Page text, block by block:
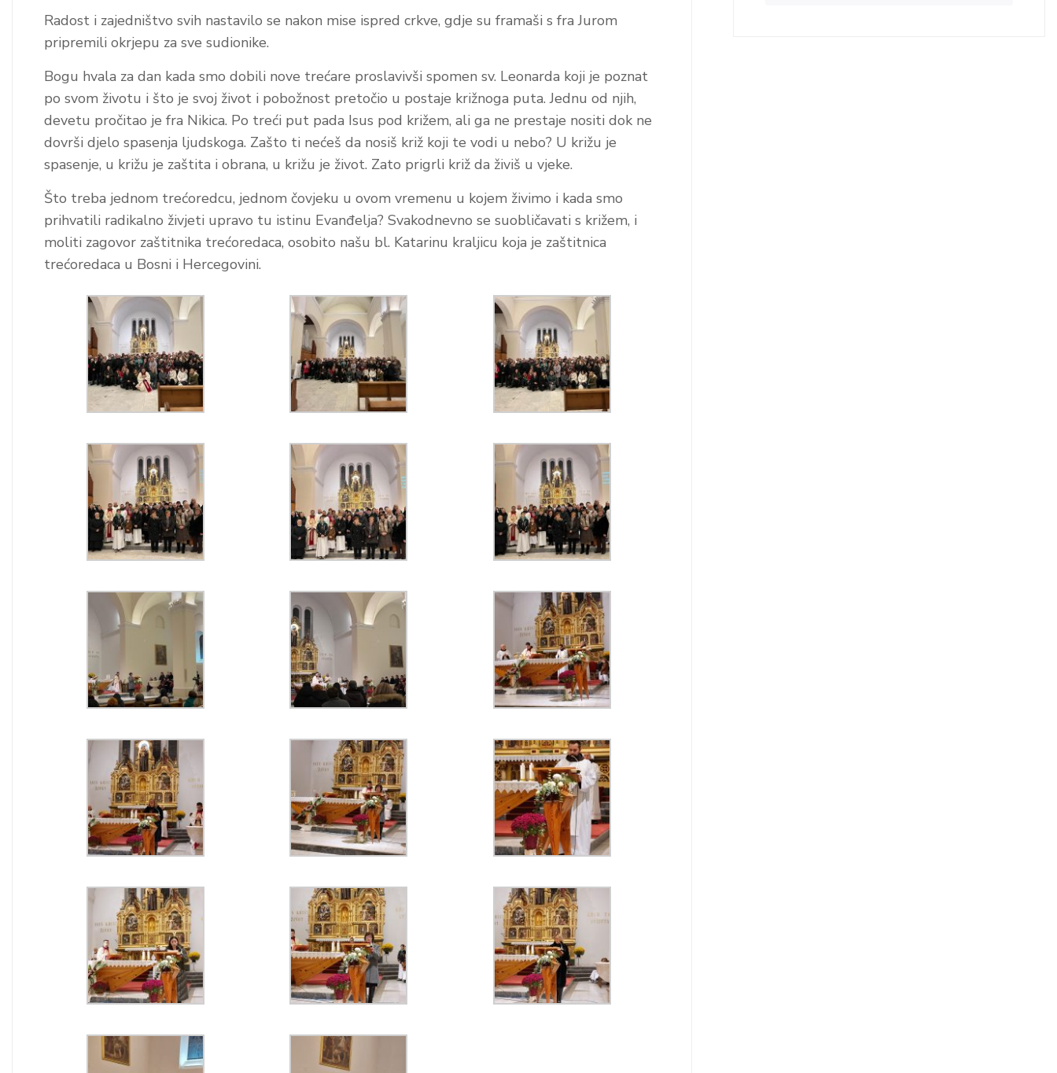
Radost i zajedništvo svih nastavilo se nakon mise ispred crkve, gdje su framaši s fra Jurom
pripremili okrjepu za sve sudionike.
Bogu hvala za dan kada smo dobili nove trećare proslavivši spomen sv. Leonarda koji je poznat
po svom životu i što je svoj život i pobožnost pretočio u postaje križnoga puta. Jednu od njih,
devetu pročitao je fra Nikica. Po treći put pada Isus pod križem, ali ga ne prestaje nositi dok ne
dovrši djelo spasenja ljudskoga. Zašto ti nećeš da nosiš križ koji te vodi u nebo? U križu je
spasenje, u križu je zaštita i obrana, u križu je život. Zato prigrli križ da živiš u vjeke.
Što treba jednom trećoredcu, jednom čovjeku u ovom vremenu u kojem živimo i kada smo
prihvatili radikalno živjeti upravo tu istinu Evanđelja? Svakodnevno se suobličavati s križem, i
moliti zagovor zaštitnika trećoredaca, osobito našu bl. Katarinu kraljicu koja je zaštitnica
trećoredaca u Bosni i Hercegovini.